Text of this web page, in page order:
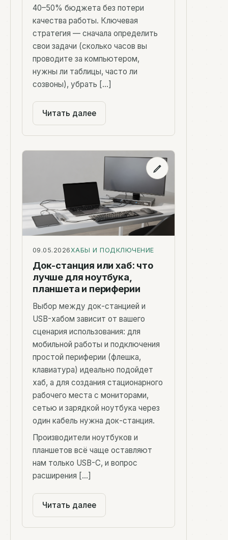
40–50% бюджета без потери
качества работы. Ключевая
стратегия — сначала определить
свои задачи (сколько часов вы
проводите за компьютером,
нужны ли таблицы, часто ли
созвоны), убрать […]
Читать далее
09.05.2026ХАБЫ И ПОДКЛЮЧЕНИЕ
Док-станция или хаб: что
лучше для ноутбука,
планшета и периферии
Выбор между док-станцией и
USB-хабом зависит от вашего
сценария использования: для
мобильной работы и подключения
простой периферии (флешка,
клавиатура) идеально подойдет
хаб, а для создания стационарного
рабочего места с мониторами,
сетью и зарядкой ноутбука через
один кабель нужна док-станция.
Производители ноутбуков и
планшетов всё чаще оставляют
нам только USB-C, и вопрос
расширения […]
Читать далее